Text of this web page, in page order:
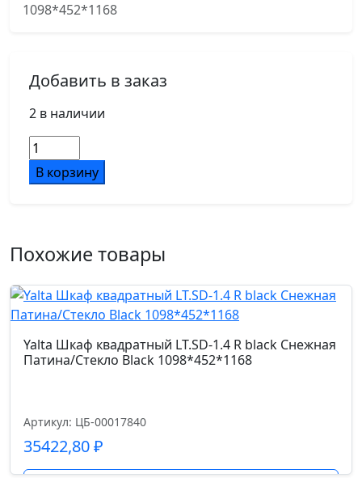
1098*452*1168
Добавить в заказ
2 в наличии
Количество
товара
Yalta
1.3
Вяз
Благородный
1098*452*1168
В корзину
Похожие товары
Yalta Шкаф квадратный LT.SD-1.4 R black Снежная
Патина/Стекло Black 1098*452*1168
Артикул: ЦБ-00017840
35422,80₽